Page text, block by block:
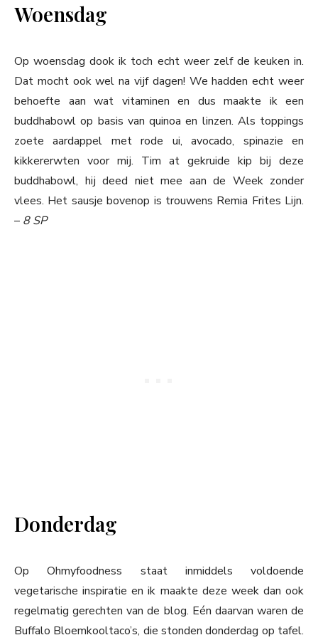
Woensdag
Op woensdag dook ik toch echt weer zelf de keuken in.
Dat mocht ook wel na vijf dagen! We hadden echt weer
behoefte aan wat vitaminen en dus maakte ik een
buddhabowl op basis van quinoa en linzen. Als toppings
zoete aardappel met rode ui, avocado, spinazie en
kikkererwten voor mij. Tim at gekruide kip bij deze
buddhabowl, hij deed niet mee aan de Week zonder
vlees. Het sausje bovenop is trouwens Remia Frites Lijn.
– 8 SP
Donderdag
Op Ohmyfoodness staat inmiddels voldoende
vegetarische inspiratie en ik maakte deze week dan ook
regelmatig gerechten van de blog. Eén daarvan waren de
Buffalo Bloemkooltaco’s, die stonden donderdag op tafel.